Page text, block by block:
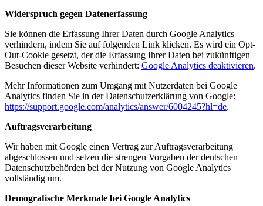
Widerspruch gegen Datenerfassung
Sie können die Erfassung Ihrer Daten durch Google Analytics
verhindern, indem Sie auf folgenden Link klicken. Es wird ein Opt-
Out-Cookie gesetzt, der die Erfassung Ihrer Daten bei zukünftigen
Besuchen dieser Website verhindert: Google Analytics deaktivieren.
Mehr Informationen zum Umgang mit Nutzerdaten bei Google
Analytics finden Sie in der Datenschutzerklärung von Google:
https://support.google.com/analytics/answer/6004245?hl=de.
Auftragsverarbeitung
Wir haben mit Google einen Vertrag zur Auftragsverarbeitung
abgeschlossen und setzen die strengen Vorgaben der deutschen
Datenschutzbehörden bei der Nutzung von Google Analytics
vollständig um.
Demografische Merkmale bei Google Analytics